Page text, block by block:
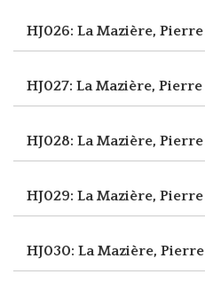
HJ026: La Mazière, Pierre
HJ027: La Mazière, Pierre
HJ028: La Mazière, Pierre
HJ029: La Mazière, Pierre
HJ030: La Mazière, Pierre